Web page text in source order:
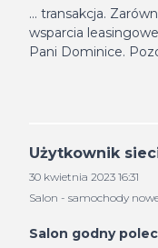
... transakcja.
wsparcia
Pani Dominice.
Użytkownik
30 kwietnia 2023 16:31
Salon - samochody
Salon godny